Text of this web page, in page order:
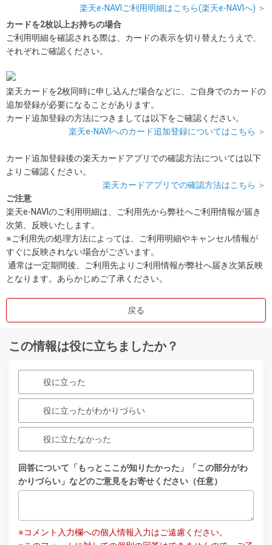
楽天e-NAVIご利用明細はこちら(楽天e-NAVIへ) ＞
カードを2枚以上お持ちの場合
ご利用明細を確認される際は、カードの表示を切り替えたうえで、
それぞれご確認ください。
楽天カードを2枚同時に申し込んだ場合などに、ご自身でのカードの
追加登録が必要になることがあります。
カード追加登録の方法につきましては以下をご確認ください。
楽天e-NAVIへのカード追加登録についてはこちら ＞
カード追加登録後の楽天カードアプリでの確認方法については以下
よりご確認ください。
楽天カードアプリでの確認方法はこちら ＞
ご注意
楽天e-NAVIのご利用明細は、ご利用先から弊社へご利用情報が届き
次第、反映いたします。
※ご利用先の処理方法によっては、ご利用明細やキャンセル情報が
すぐに反映されない場合がございます。
通常は一定期間後、ご利用先よりご利用情報が弊社へ届き次第反映
となります。あらかじめご了承ください。
戻る
この情報は役に立ちましたか？
役に立った
役に立ったがわかりづらい
役に立たなかった
回答について「もっとここが知りたかった」「この部分がわ
かりづらい」などのご意見をお寄せください（任意）
※コメント入力欄への個人情報入力はご遠慮ください。